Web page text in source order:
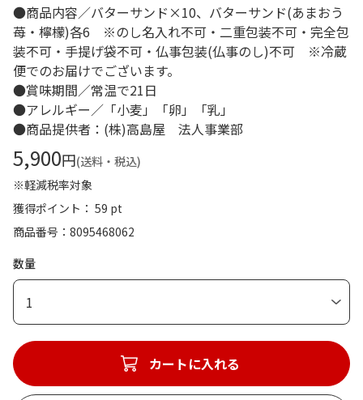
●商品内容／バターサンド×10、バターサンド(あまおう
苺・檸檬)各6 ※のし名入れ不可・二重包装不可・完全包
装不可・手提げ袋不可・仏事包装(仏事のし)不可 ※冷蔵
便でのお届けでございます。
●賞味期間／常温で21日
●アレルギー／「小麦」「卵」「乳」
●商品提供者：(株)高島屋 法人事業部
5,900円(送料・税込)
※軽減税率対象
獲得ポイント： 59 pt
商品番号
8095468062
数量
1
カートに入れる